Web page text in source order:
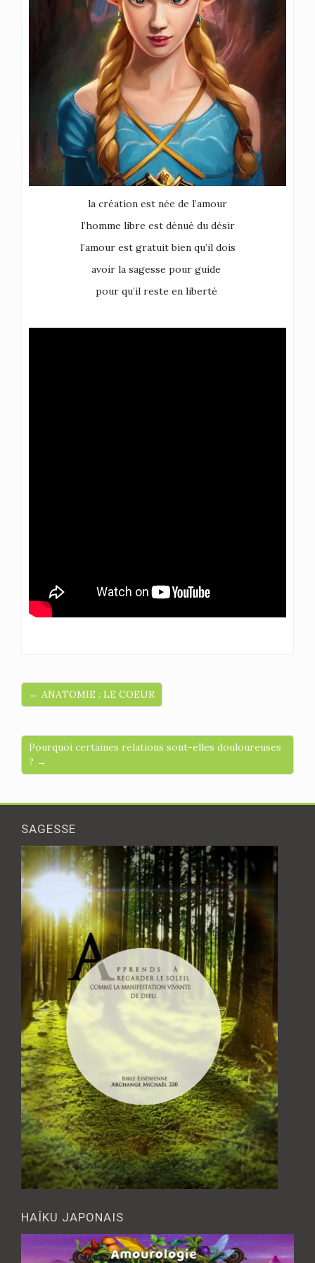
la création est née de l’amour
l’homme libre est dénué du désir
l’amour est gratuit bien qu’il dois
avoir la sagesse pour guide
pour qu’il reste en liberté
← ANATOMIE : LE COEUR
Pourquoi certaines relations sont-elles douloureuses
? →
SAGESSE
HAÎKU JAPONAIS